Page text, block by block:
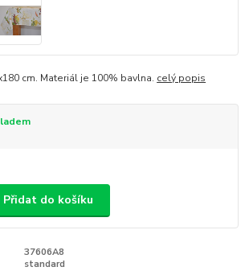
cm. Materiál je 100% bavlna. celý popis
Přidat do košíku
37606A8
standard